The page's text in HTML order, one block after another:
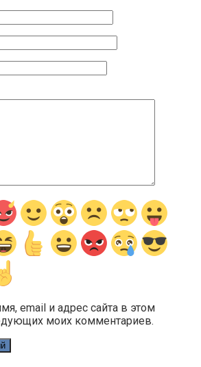
email и адрес сайта в этом
моих комментариев.